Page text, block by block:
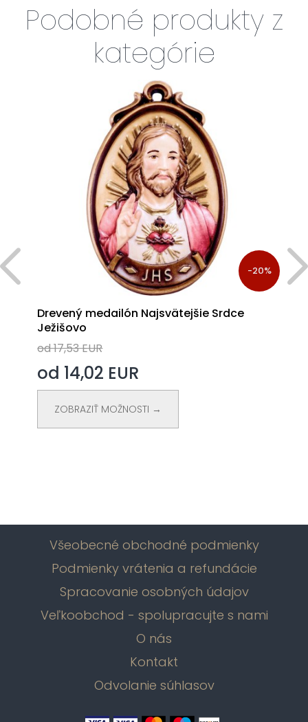
Podobné produkty z
kategórie
-20%
Drevený medailón Najsvätejšie Srdce
Ježišovo
od 17,53 EUR
od 14,02 EUR
ZOBRAZIŤ MOŽNOSTI →
Všeobecné obchodné podmienky
Podmienky vrátenia a refundácie
Spracovanie osobných údajov
Veľkoobchod - spolupracujte s nami
O nás
Kontakt
Odvolanie súhlasov